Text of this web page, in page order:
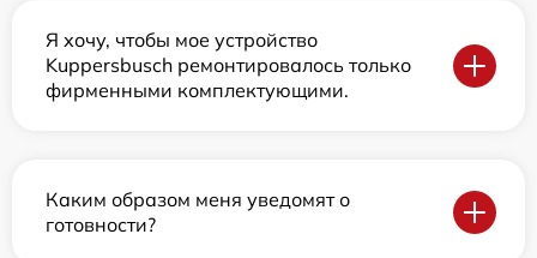
Я хочу, чтобы мое устройство
Kuppersbusch ремонтировалось только
фирменными комплектующими.
Каким образом меня уведомят о
готовности?